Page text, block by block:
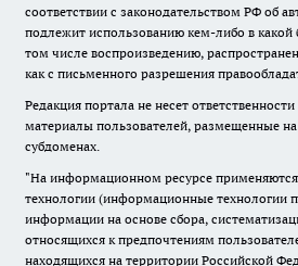
соответствии с законодательством РФ об
подлежит использованию кем-либо в
том числе воспроизведению,
как с письменного разрешения
Редакция портала не несет
материалы пользователей, размещенные
субдоменах.
"На информационном ресурсе
технологии (информационные технологии
информации на основе сбора,
относящихся к предпочтениям
находящихся на территории Российской